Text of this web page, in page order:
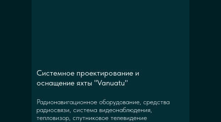
Радионавигационное оборудование, средства
радиосвязи, система видеонаблюдения,
тепловизор, спутниковое телевидение
Системное проектирование и
оснащение яхты "Vanuatu"